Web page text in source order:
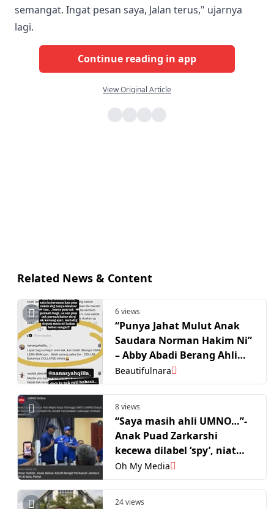
semangat. Ingat pesan saya, Jalan terus," ujarnya
lagi.
Continue reading in app
View Original Article
Related News & Content
6 views
“Punya Jahat Mulut Anak
Saudara Norman Hakim Ni”
– Abby Abadi Berang Ahli
Keluarga ‘Jauh’ Masuk
Campur Isu Keluarga
Beautifulnara
8 views
“Saya masih ahli UMNO…”-
Anak Puad Zarkarshi
kecewa dilabel ‘spy’, niat
hanya bantu kempen
Oh My Media
24 views